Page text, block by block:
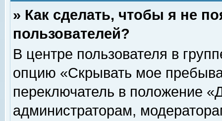
» Как сделать, чтобы я не
пользователей?
В центре пользователя в
опцию «Скрывать мое
переключатель в положение
администраторам,